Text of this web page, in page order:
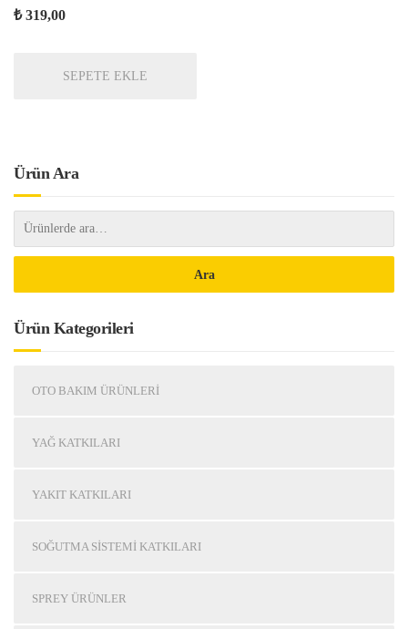
₺319,00
SEPETE EKLE
Ürün Ara
Ara
Ürün Kategorileri
OTO BAKIM ÜRÜNLERI
YAĞ KATKILARI
YAKIT KATKILARI
SOĞUTMA SISTEMI KATKILARI
SPREY ÜRÜNLER